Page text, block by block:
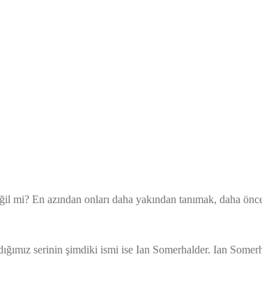
En azından onları daha yakından tanımak, daha
serinin şimdiki ismi ise Ian Somerhalder. Ian